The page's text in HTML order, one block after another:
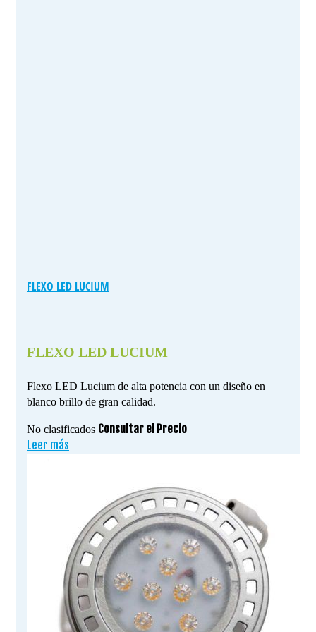
FLEXO LED LUCIUM
FLEXO LED LUCIUM
Flexo LED Lucium de alta potencia con un diseño en
blanco brillo de gran calidad.
No clasificados Consultar el Precio
Leer más